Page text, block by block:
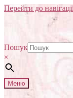
Перейти до
Пошук
×
Меню